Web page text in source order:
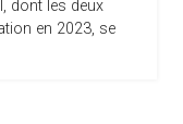
dont les deux
en 2023, se